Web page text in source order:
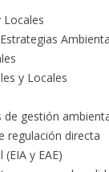
Locales
y Locales
de gestión
regulación directa
y EAE)